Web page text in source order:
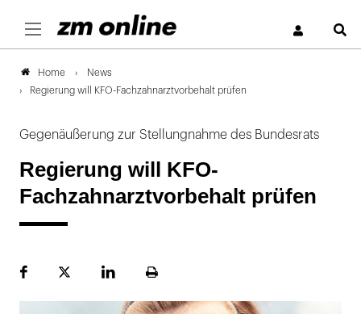
Home
News
Regierung will KFO-Fachzahnarztvorbehalt prüfen
Gegenäußerung zur Stellungnahme des Bundesrats
Regierung will KFO-
Fachzahnarztvorbehalt prüfen
FacebookPlattformLinekdInSeite